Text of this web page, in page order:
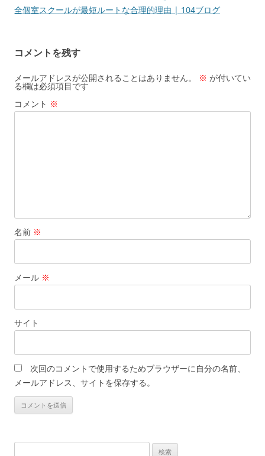
全個室スクールが最短ルートな合理的理由 | 104ブログ
コメントを残す
メールアドレスが公開されることはありません。 ※ が付いてい
る欄は必須項目です
コメント ※
名前 ※
メール ※
サイト
次回のコメントで使用するためブラウザーに自分の名前、
メールアドレス、サイトを保存する。